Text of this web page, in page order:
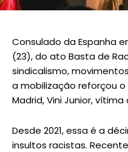
Consulado da Espanha
(23), do ato Basta de
sindicalismo,
a mobilização reforçou
Madrid, Vini Junior,
Desde 2021, essa é a
insultos racistas.